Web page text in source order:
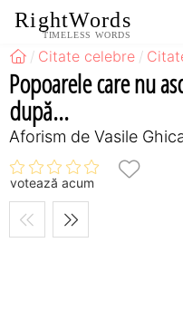
RightWords
TIMELESS WORDS
Citate celebre
Popoarele care nu
după...
Aforism de Vasile
votează acum